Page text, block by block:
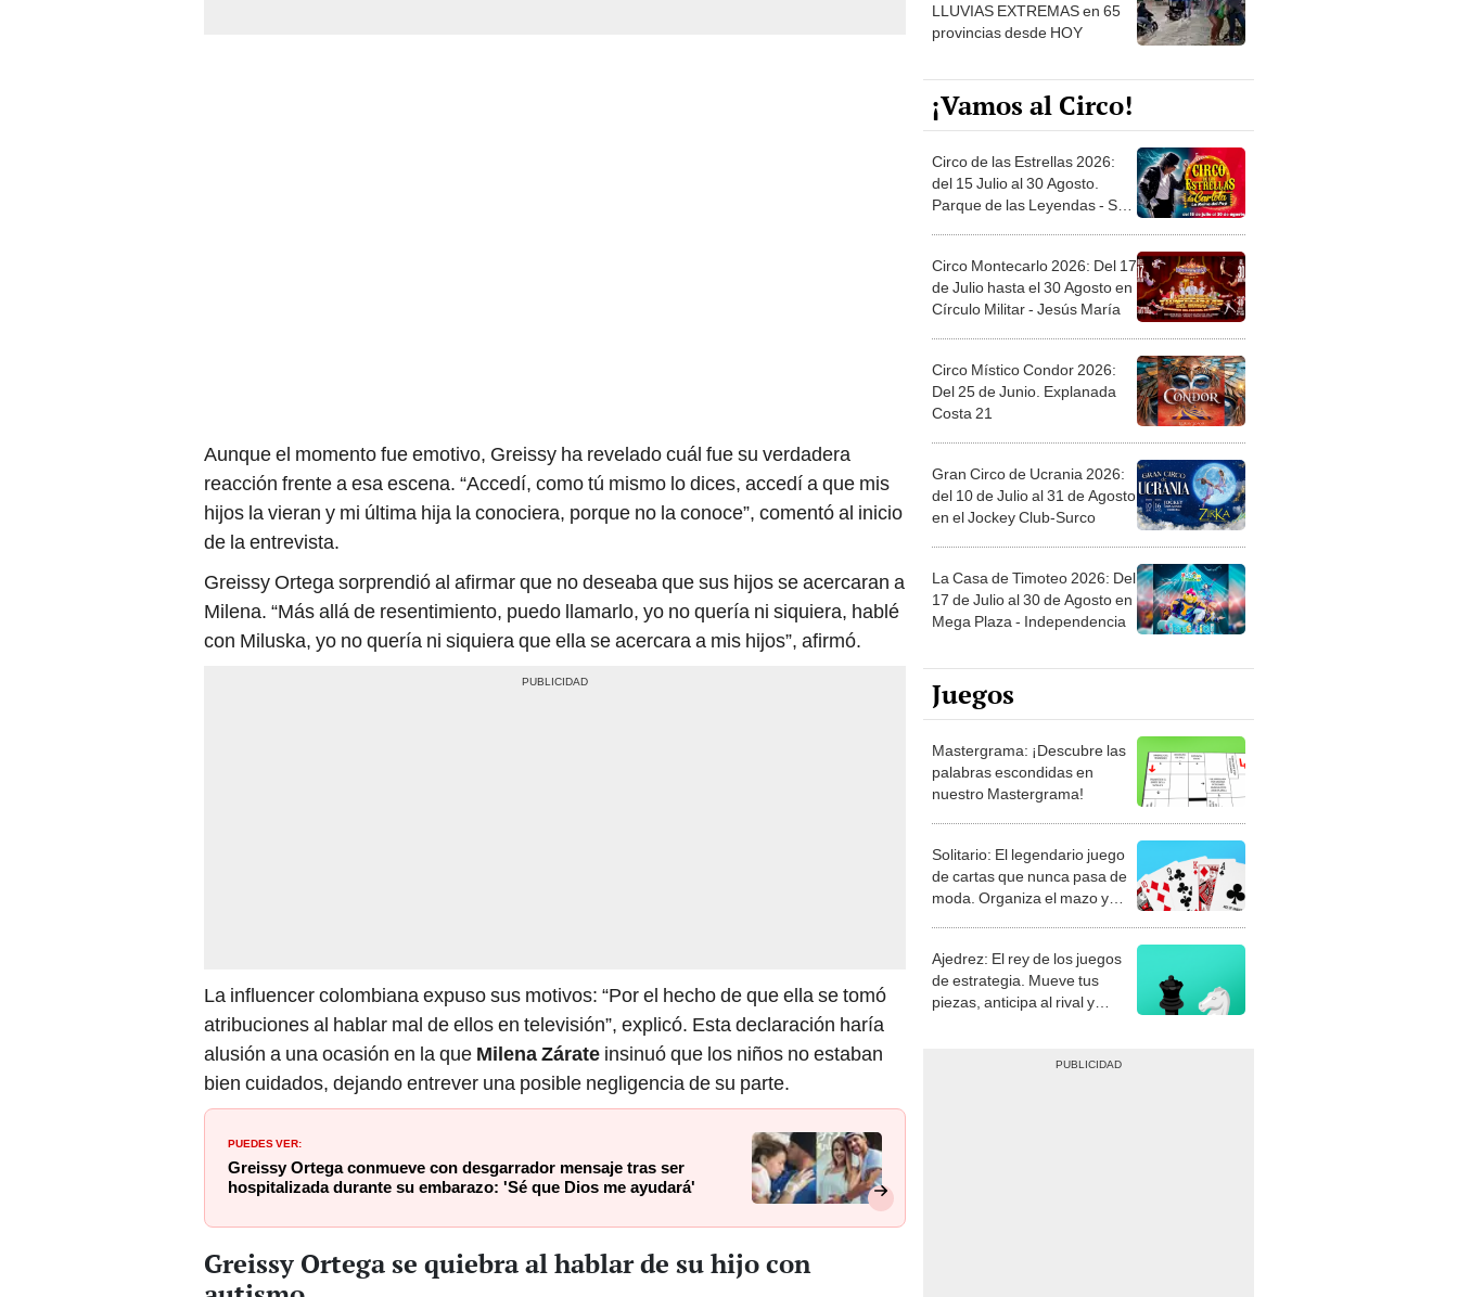
Aunque el momento fue emotivo, Greissy ha revelado cuál fue su verdadera
reacción frente a esa escena. “Accedí, como tú mismo lo dices, accedí a que mis
hijos la vieran y mi última hija la conociera, porque no la conoce”, comentó al inicio
de la entrevista.
Greissy Ortega sorprendió al afirmar que no deseaba que sus hijos se acercaran a
Milena. “Más allá de resentimiento, puedo llamarlo, yo no quería ni siquiera, hablé
con Miluska, yo no quería ni siquiera que ella se acercara a mis hijos”, afirmó.
La influencer colombiana expuso sus motivos: “Por el hecho de que ella se tomó
atribuciones al hablar mal de ellos en televisión”, explicó. Esta declaración haría
alusión a una ocasión en la que Milena Zárate insinuó que los niños no estaban
bien cuidados, dejando entrever una posible negligencia de su parte.
PUEDES VER:
Greissy Ortega conmueve con desgarrador mensaje tras ser
hospitalizada durante su embarazo: 'Sé que Dios me ayudará'
Greissy Ortega se quiebra al hablar de su hijo con
LLUVIAS EXTREMAS en 65
provincias desde HOY
¡Vamos al Circo!
Circo de las Estrellas 2026:
del 15 Julio al 30 Agosto.
Parque de las Leyendas - San
Circo Montecarlo 2026: Del 17
de Julio hasta el 30 Agosto en
Círculo Militar - Jesús María
Circo Místico Condor 2026:
Del 25 de Junio. Explanada
Costa 21
Gran Circo de Ucrania 2026:
del 10 de Julio al 31 de Agosto
en el Jockey Club-Surco
La Casa de Timoteo 2026: Del
17 de Julio al 30 de Agosto en
Mega Plaza - Independencia
Juegos
Mastergrama: ¡Descubre las
palabras escondidas en
nuestro Mastergrama!
Solitario: El legendario juego
de cartas que nunca pasa de
moda. Organiza el mazo y
Ajedrez: El rey de los juegos
de estrategia. Mueve tus
piezas, anticipa al rival y